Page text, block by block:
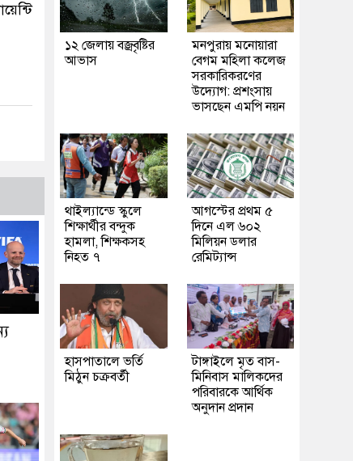
১২ জেলায় বজ্রবৃষ্টির
আভাস
মনপুরায় মনোয়ারা
বেগম মহিলা কলেজ
সরকারিকরণের
উদ্যোগ: প্রশংসায়
ভাসছেন এমপি নয়ন
থাইল্যান্ডে স্কুলে
শিক্ষার্থীর বন্দুক
হামলা, শিক্ষকসহ
নিহত ৭
আগস্টের প্রথম ৫
দিনে এল ৬০২
মিলিয়ন ডলার
রেমিট্যান্স
হাসপাতালে ভর্তি
মিঠুন চক্রবর্তী
টাঙ্গাইলে মৃত বাস-
মিনিবাস মালিকদের
পরিবারকে আর্থিক
অনুদান প্রদান